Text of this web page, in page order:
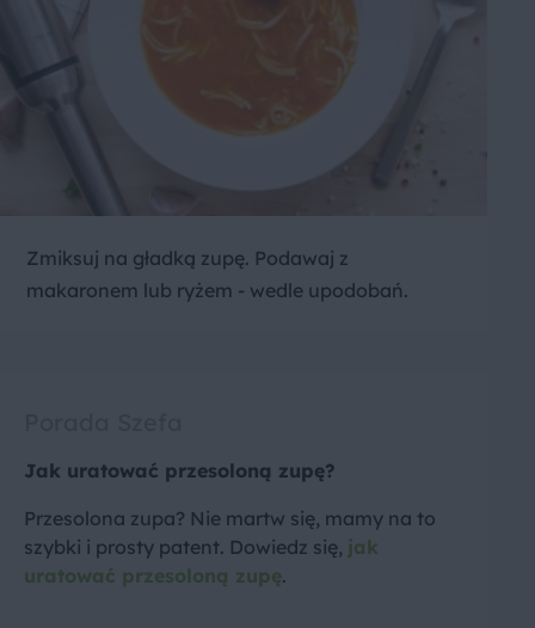
Zmiksuj na gładką zupę. Podawaj z
makaronem lub ryżem - wedle upodobań.
Jak uratować przesoloną zupę?
Przesolona zupa? Nie martw się, mamy na to
szybki i prosty patent. Dowiedz się, jak
uratować przesoloną zupę.